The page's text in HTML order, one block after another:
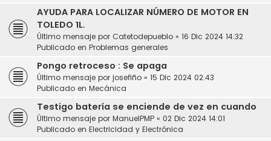
AYUDA PARA LOCALIZAR NÚMERO DE MOTOR EN
TOLEDO 1L.
Último mensaje por Catetodepueblo « 16 Dic 2024 14:32
Publicado en Problemas generales
Pongo retroceso : Se apaga
Último mensaje por josefiño « 15 Dic 2024 02:43
Publicado en Mecánica
Testigo batería se enciende de vez en cuando
Último mensaje por ManuelPMP « 02 Dic 2024 14:01
Publicado en Electricidad y Electrónica